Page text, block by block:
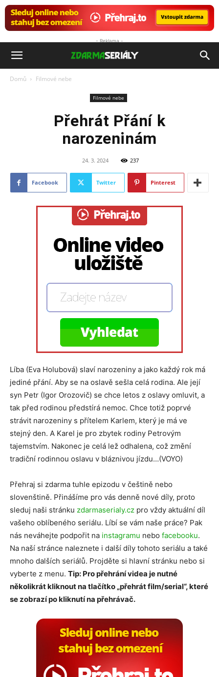
- Reklama -
ZdarmaSeriály.cz
Domů Filmové nebe
Filmové nebe
Přehrát Přání k
narozeninám
24. 3. 2024 237
Facebook Twitter Pinterest
Líba (Eva Holubová) slaví narozeniny a jako každý rok má
jediné přání. Aby se na oslavě sešla celá rodina. Ale její
syn Petr (Igor Orozovič) se chce letos z oslavy omluvit, a
tak před rodinou předstírá nemoc. Chce totiž poprvé
strávit narozeniny s přítelem Karlem, který je má ve
stejný den. A Karel je pro zbytek rodiny Petrovým
tajemstvím. Nakonec je celá lež odhalena, což změní
tradiční rodinnou oslavu v bláznivou jízdu…(VOYO)
Přehraj si zdarma tuhle epizodu v češtině nebo
slovenštině. Přinášíme pro vás denně nové díly, proto
sleduj naši stránku zdarmaserialy.cz pro vždy aktuální díl
vašeho oblíbeného seriálu. Líbí se vám naše práce? Pak
nás neváhejte podpořit na instagramu nebo facebooku.
Na naší stránce naleznete i další díly tohoto seriálu a také
mnoho dalších seriálů. Projděte si hlavní stránku nebo si
vyberte z menu. Tip: Pro přehrání videa je nutné
několikrát kliknout na tlačítko „přehrát film/serial“, které
se zobrazí po kliknutí na přehrávač.